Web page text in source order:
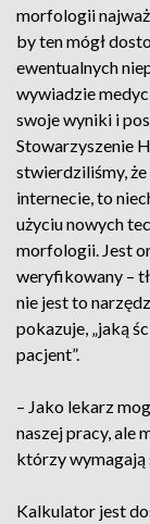
morfologii
by ten mógł
ewentualnych
wywiadzie
swoje wyniki i
Stowarzyszenie
stwierdziliśmy,
internecie, to
użyciu nowych
morfologii. Jest
weryfikowany –
nie jest to
pokazuje, „jaką
pacjent”.
– Jako lekarz
naszej pracy, ale
którzy wymagają
Kalkulator jest